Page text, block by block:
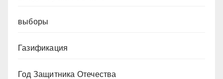
выборы
Газификация
Год Защитника Отечества